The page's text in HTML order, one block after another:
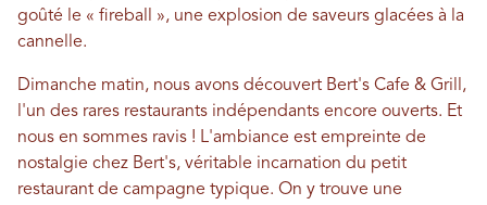
goûté le « fireball », une explosion de saveurs glacées à la
cannelle.
Dimanche matin, nous avons découvert Bert's Cafe & Grill,
l'un des rares restaurants indépendants encore ouverts. Et
nous en sommes ravis ! L'ambiance est empreinte de
nostalgie chez Bert's, véritable incarnation du petit
restaurant de campagne typique. On y trouve une